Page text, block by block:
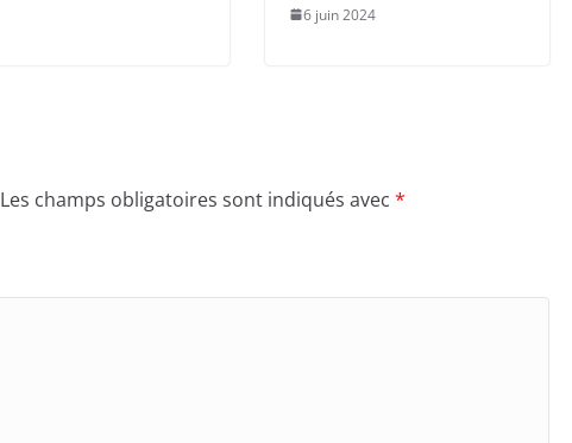
6 juin 2024
Les champs obligatoires sont indiqués avec *